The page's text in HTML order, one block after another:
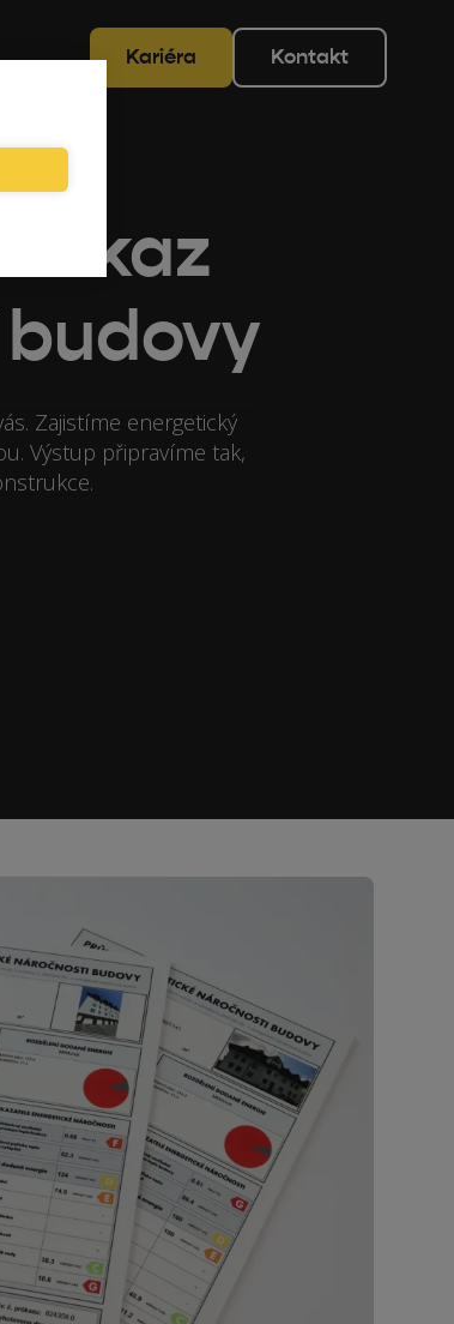
Kariéra Kontakt
Zajistíme energetický
Výstup připravíme tak,